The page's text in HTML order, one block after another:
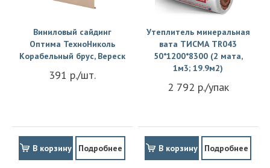
Виниловый сайдинг
Оптима ТехноНиколь
Корабельный брус, Вереск
391 р./шт.
В корзину Подробнее
Утеплитель минеральная
вата ТИСМА TR043
50*1200*8300 (2 мата,
1м3; 19.9м2)
2 792 р./упак
В корзину Подробнее